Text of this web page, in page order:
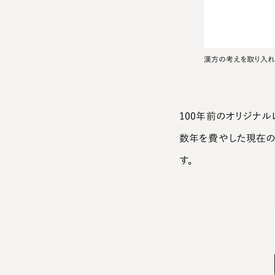
漢方の考えを取り入れ
100年前のオリジナル
数年を費やした現在
す。